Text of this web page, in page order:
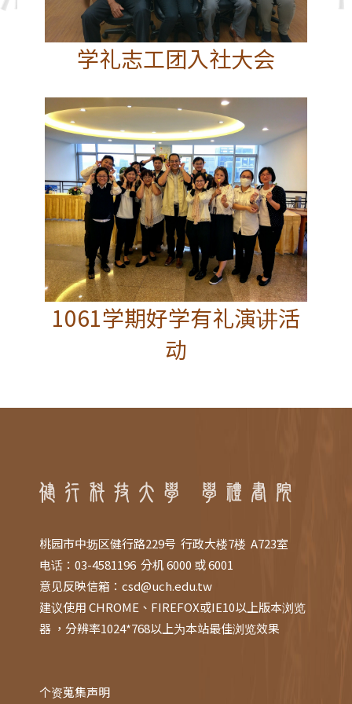
学礼志工团入社大会
1061学期好学有礼演讲活
动
桃园市中坜区健行路229号 行政大楼7楼 A723室
电话：03-4581196 分机 6000 或 6001
意见反映信箱： csd@uch.edu.tw
建议使用 CHROME、FIREFOX或IE10以上版本浏览
器 ，分辨率1024*768以上为本站最佳浏览效果
个资蒐集声明